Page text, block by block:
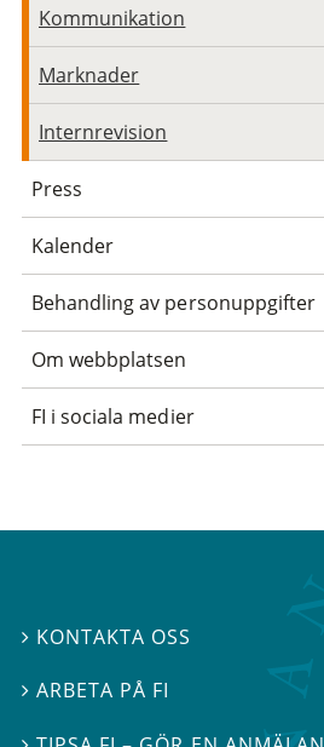
Kommunikation
Marknader
Internrevision
Press
Kalender
Behandling av personuppgifter
Om webbplatsen
FI i sociala medier
 KONTAKTA OSS
ARBETA PÅ FI